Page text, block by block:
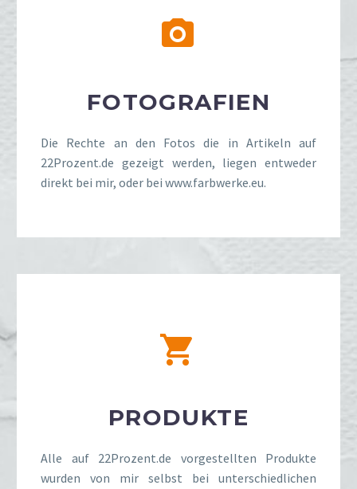


FOTOGRAFIEN
Die Rechte an den Fotos die in Artikeln auf
22Prozent.de gezeigt werden, liegen entweder
direkt bei mir, oder bei www.farbwerke.eu.


PRODUKTE
Alle auf 22Prozent.de vorgestellten Produkte
wurden von mir selbst bei unterschiedlichen